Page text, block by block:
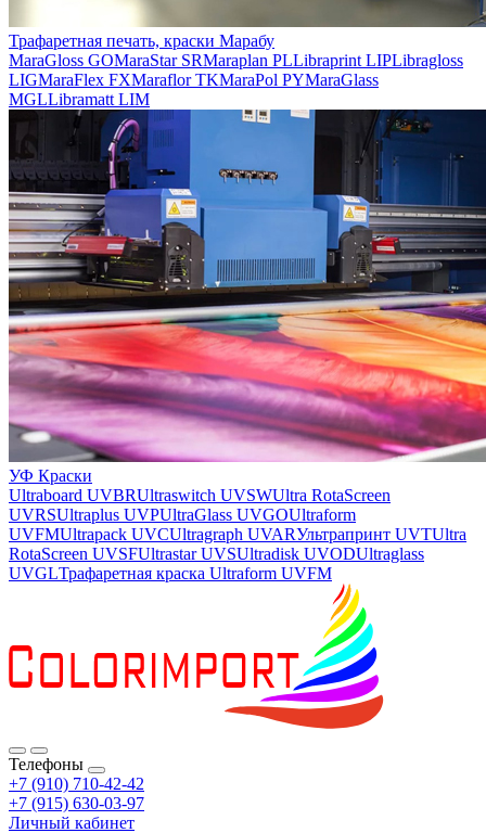
Трафаретная печать, краски Марабу
MaraGloss GOMaraStar SRMaraplan PLLibraprint LIPLibragloss
LIGMaraFlex FXMaraflor TKMaraPol PYMaraGlass
MGLLibramatt LIM
УФ Краски
Ultraboard UVBRUltraswitch UVSWUltra RotaScreen
UVRSUltraplus UVPUltraGlass UVGOUltraform
UVFMUltrapack UVCUltragraph UVARУльтрапринт UVTUltra
RotaScreen UVSFUltrastar UVSUltradisk UVODUltraglass
UVGLТрафаретная краска Ultraform UVFM
Телефоны
+7 (910) 710-42-42
+7 (915) 630-03-97
Личный кабинет